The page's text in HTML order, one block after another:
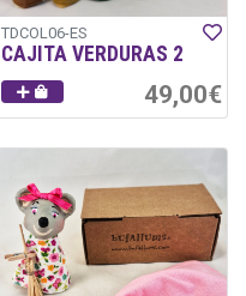
TDCOL06-ES
CAJITA VERDURAS 2
49,00€